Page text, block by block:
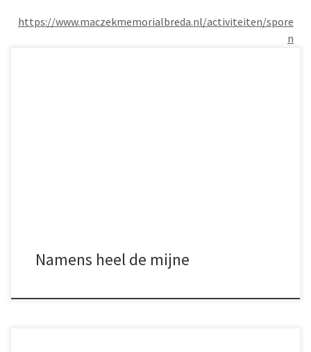
https://www.maczekmemorialbreda.nl/activiteiten/spore
n
Namens heel de mijne